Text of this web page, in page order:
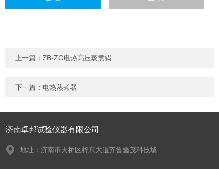
上一篇：ZB-ZG电热高压蒸煮锅
下一篇： 电热蒸煮器
济南卓邦试验仪器有限公司
地址：济南市天桥区梓东大道齐鲁鑫茂科技城